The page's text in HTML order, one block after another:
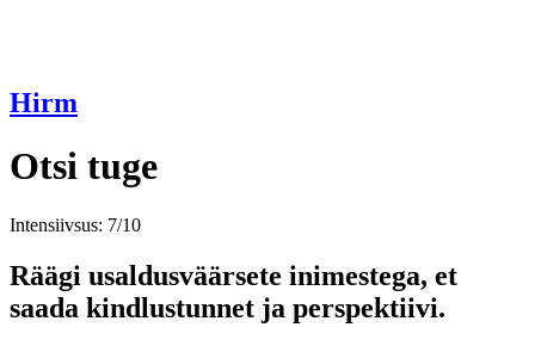
Hirm
Otsi tuge
Intensiivsus: 7/10
Räägi usaldusväärsete inimestega, et
saada kindlustunnet ja perspektiivi.